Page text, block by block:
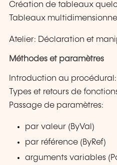
Création de tableaux
Tableaux
Atelier: Déclaration et
Méthodes et paramètres
Introduction au
Types et retours de
Passage de paramètres:
par valeur (ByVal)
par référence (ByRef)
arguments variables